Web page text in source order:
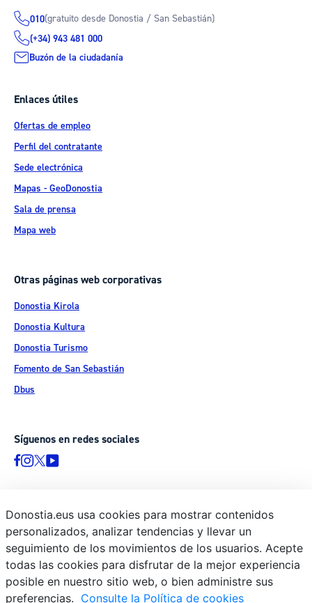
010(gratuito desde Donostia / San Sebastián)
(+34) 943 481 000
Buzón de la ciudadanía
Enlaces útiles
Ofertas de empleo
Perfil del contratante
Sede electrónica
Mapas - GeoDonostia
Sala de prensa
Mapa web
Otras páginas web corporativas
Donostia Kirola
Donostia Kultura
Donostia Turismo
Fomento de San Sebastián
Dbus
Síguenos en redes sociales
© Donostiako Udala - Ayuntamiento de Donostia / San Sebastián
Ijentea 1, 20003 Donostia / San Sebastián
Aviso legal
Política de privacidad
Política de cookies
Donostia.eus usa cookies para mostrar contenidos
personalizados, analizar tendencias y llevar un
seguimiento de los movimientos de los usuarios. Acepte
todas las cookies para disfrutar de la mejor experiencia
posible en nuestro sitio web, o bien administre sus
preferencias. Consulte la Política de cookies